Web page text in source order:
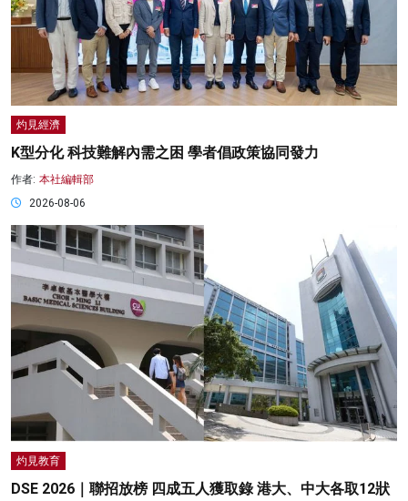
灼見經濟
K型分化 科技難解內需之困 學者倡政策協同發力
作者: 本社編輯部
2026-08-06
灼見教育
DSE 2026｜聯招放榜 四成五人獲取錄 港大、中大各取12狀